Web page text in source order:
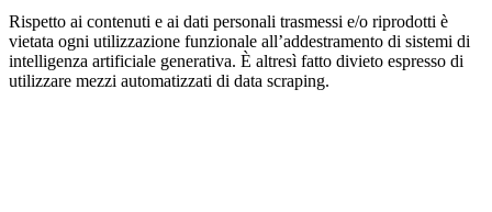
Rispetto ai contenuti e ai dati personali trasmessi e/o riprodotti è
vietata ogni utilizzazione funzionale all’addestramento di sistemi di
intelligenza artificiale generativa. È altresì fatto divieto espresso di
utilizzare mezzi automatizzati di data scraping.